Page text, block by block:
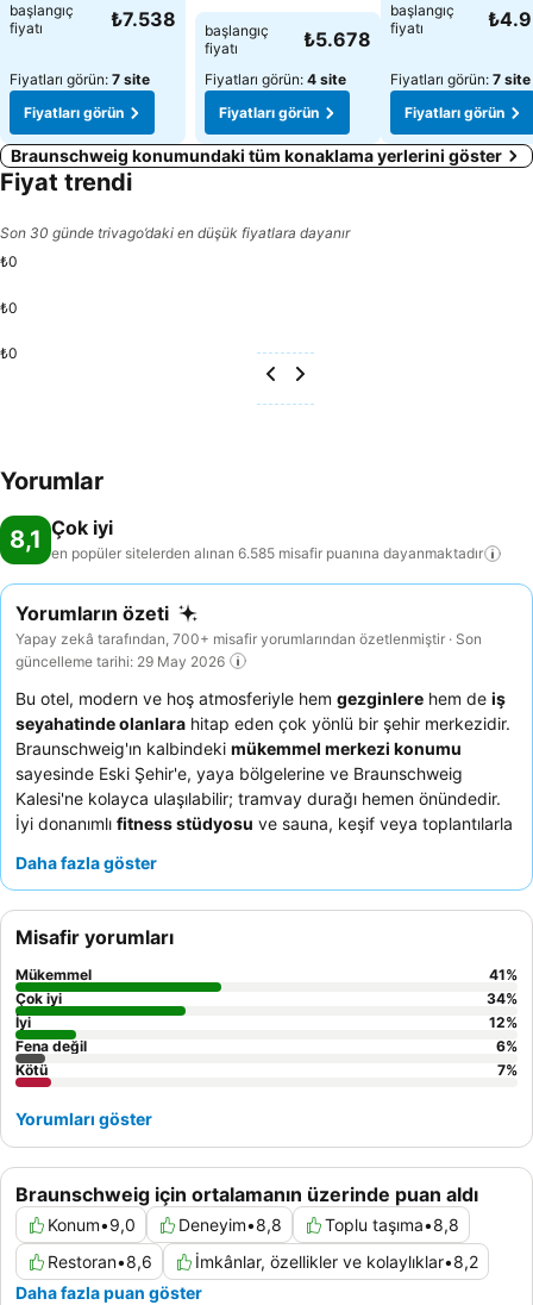
başlangıç
fiyatı
₺7.538
Fiyatları görün: 7 site
Fiyatları görün
başlangıç
fiyatı
₺5.678
Fiyatları görün: 4 site
Fiyatları görün
başlangıç
fiyatı
Fiyatları görün: 7 site
Fiyatları görün
Braunschweig konumundaki tüm konaklama yerlerini göster
Fiyat trendi
Son 30 günde trivago’daki en düşük fiyatlara dayanır
₺0
₺0
₺0
Yorumlar
8,1 Çok iyi
en popüler sitelerden alınan 6.585 misafir puanına dayanmaktadır
Yorumların özeti
Yapay zekâ tarafından, 700+ misafir yorumlarından özetlenmiştir · Son
güncelleme tarihi: 29 May 2026
Bu otel, modern ve hoş atmosferiyle hem gezginlere hem de iş
seyahatinde olanlara hitap eden çok yönlü bir şehir merkezidir.
Braunschweig'ın kalbindeki mükemmel merkezi konumu
sayesinde Eski Şehir'e, yaya bölgelerine ve Braunschweig
Kalesi'ne kolayca ulaşılabilir; tramvay durağı hemen önündedir.
İyi donanımlı fitness stüdyosu ve sauna, keşif veya toplantılarla
sunar. Misafirler,cana yakın ve yardımsever resepsiyon
içeren kahvaltı büfesinin mükemmel çeşitliliğini sürekli olarak
övmektedir. Daha sakin bir konaklama için iç avluya bakan bir
oda tercih edebilirsiniz.
Daha fazla göster
Braunschweig için ortalamanın üzerinde puan aldı
Konum•9,0 Deneyim•8,8 Toplu taşıma•8,8
Restoran•8,6 İmkânlar, özellikler ve kolaylıklar•8,2
Daha fazla puan göster
Misafir yorumları
Mükemmel 41%
Çok iyi
34%
İyi
12%
Fena değil
6%
Kötü
7%
Yorumları göster